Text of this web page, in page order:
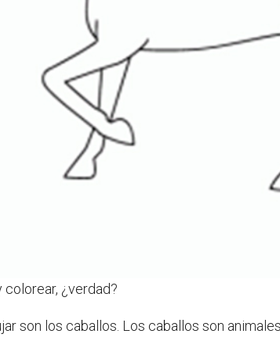
¿verdad?
son los caballos. Los caballos son